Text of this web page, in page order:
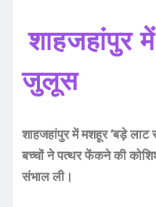
शाहजहांपुर
जुलूस
शाहजहांपुर में मशहूर ‘बड़े
बच्चों ने पत्थर फेंकने की
संभाल ली।